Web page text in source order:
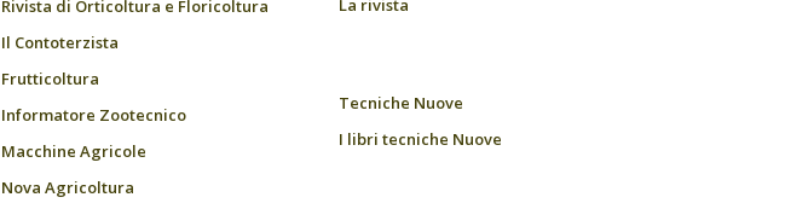
Rivista di Orticoltura e Floricoltura
Il Contoterzista
Frutticoltura
Informatore Zootecnico
Macchine Agricole
Nova Agricoltura
La rivista
Tecniche Nuove
I libri tecniche Nuove